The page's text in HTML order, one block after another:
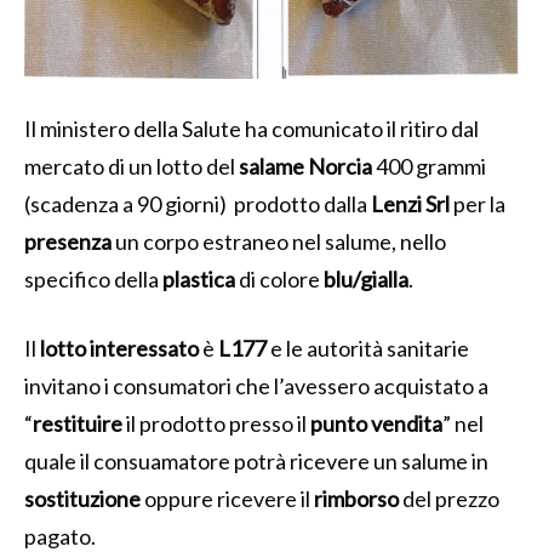
Il ministero della Salute ha comunicato il ritiro dal
mercato di un lotto delsalame Norcia400 grammi
(scadenza a 90 giorni) prodotto dalla Lenzi Srlper la
presenzaun corpo estraneo nel salume, nello
specifico della plasticadi colore blu/gialla.
Il lotto interessatoè L177e le autorità sanitarie
invitano i consumatori che l’avessero acquistato a
“restituireil prodotto presso il punto vendita” nel
quale il consuamatore potrà ricevere un salume in
sostituzioneoppure ricevere il rimborsodel prezzo
pagato.